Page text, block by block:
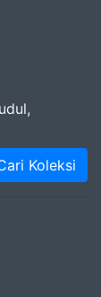
Koleksi